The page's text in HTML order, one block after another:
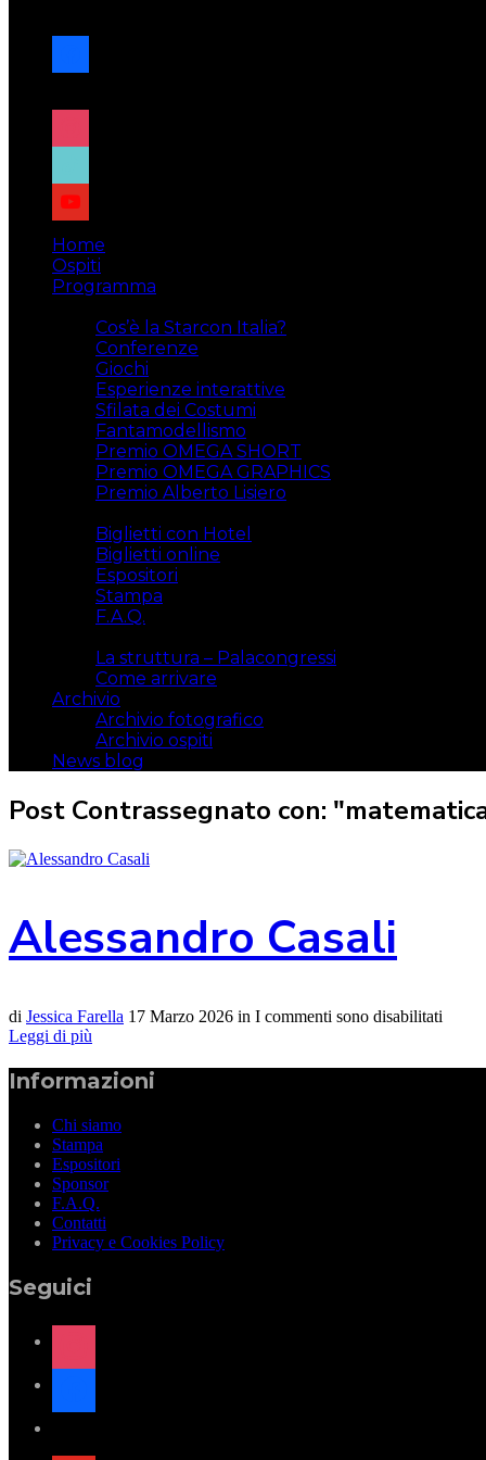
facebook
x
instagram
tiktok
youtube
Home
Ospiti
Programma
Cos’è la Starcon Italia?
Conferenze
Giochi
Esperienze interattive
Sfilata dei Costumi
Fantamodellismo
Premio OMEGA SHORT
Premio OMEGA GRAPHICS
Premio Alberto Lisiero
Biglietti con Hotel
Biglietti online
Espositori
Stampa
F.A.Q.
La struttura – Palacongressi
Come arrivare
Archivio
Archivio fotografico
Archivio ospiti
News blog
Post Contrassegnato con:
Alessandro Casali
di Jessica Farella 17 Marzo 2026 in I commenti sono disabilitati
Leggi di più
Informazioni
Chi siamo
Stampa
Espositori
Sponsor
F.A.Q.
Contatti
Privacy e Cookies Policy
Seguici
instagram
facebook
x